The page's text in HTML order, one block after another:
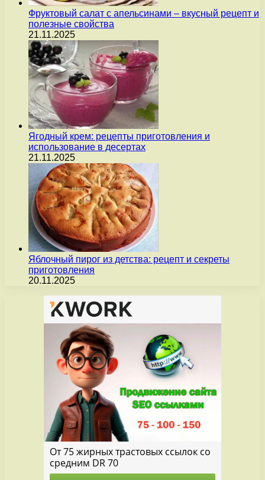
Фруктовый салат с апельсинами – вкусный рецепт и
полезные свойства
21.11.2025
Ягодный крем: рецепты приготовления и
использование в десертах
21.11.2025
Яблочный пирог из детства: рецепт и секреты
приготовления
20.11.2025